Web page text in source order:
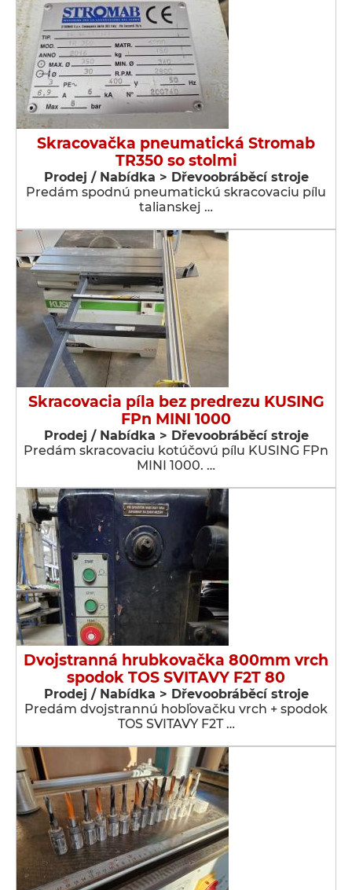
Skracovačka pneumatická Stromab
TR350 so stolmi
Prodej / Nabídka > Dřevoobráběcí stroje
Predám spodnú pneumatickú skracovaciu pílu
talianskej …
Skracovacia píla bez predrezu KUSING
FPn MINI 1000
Prodej / Nabídka > Dřevoobráběcí stroje
Predám skracovaciu kotúčovú pílu KUSING FPn
MINI 1000. …
Dvojstranná hrubkovačka 800mm vrch
spodok TOS SVITAVY F2T 80
Prodej / Nabídka > Dřevoobráběcí stroje
Predám dvojstrannú hobľovačku vrch + spodok
TOS SVITAVY F2T …